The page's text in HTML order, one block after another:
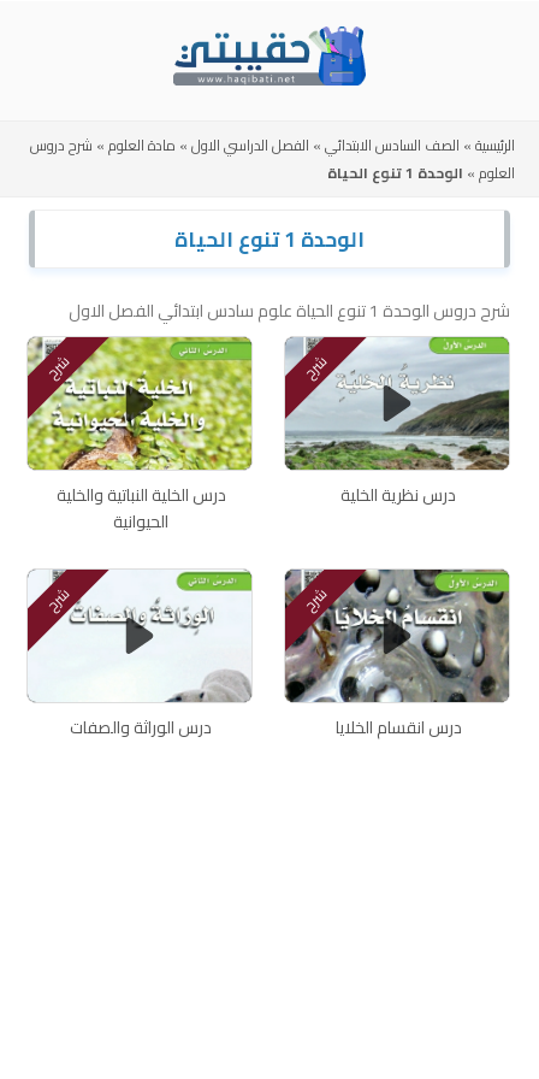
الرئيسية» الصف السادس الابتدائي» الفصل الدراسي الاول» مادة العلوم» شرح دروس
العلوم» الوحدة 1 تنوع الحياة
الوحدة 1 تنوع الحياة
شرح دروس الوحدة 1 تنوع الحياة علوم سادس ابتدائي الفصل الاول
شرح
درس نظرية الخلية
شرح
درس الخلية النباتية والخلية
الحيوانية
شرح
درس انقسام الخلايا
شرح
درس الوراثة والصفات